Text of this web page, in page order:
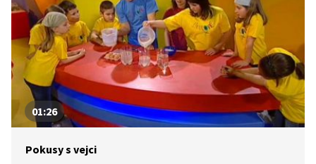
01:26
Pokusy s vejci